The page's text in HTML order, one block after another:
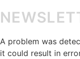
A problem was
it could result in